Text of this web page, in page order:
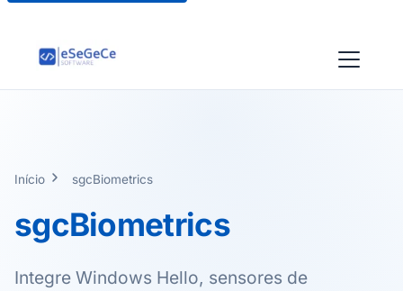
Início sgcBiometrics
sgcBiometrics
Integre Windows Hello, sensores de